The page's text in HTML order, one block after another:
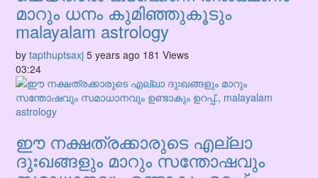
മാറും ധനം കുമിഞ്ഞുകൂടും
malayalam astrology
by tapthuptsaxj 5 years ago 181 Views
03:24
ഈ നക്ഷത്രക്കാരുടെ എല്ലാ
ദുഃഖങ്ങളും മാറും സന്തോഷവും